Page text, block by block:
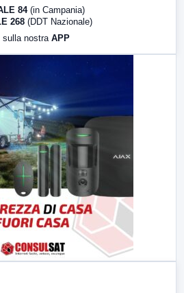
84 (in Campania)
268 (DDT Nazionale)
sulla nostra APP